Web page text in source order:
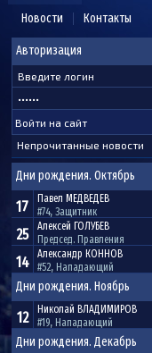
Новости Контакты
Авторизация
Непрочитанные новости
Дни рождения. Октябрь
17 Павел МЕДВЕДЕВ
#74, Защитник
25 Алексей ГОЛУБЕВ
Председ. Правления
14 Александр КОННОВ
#52, Нападающий
Дни рождения. Ноябрь
12 Николай ВЛАДИМИРОВ
#19, Нападающий
Дни рождения. Декабрь